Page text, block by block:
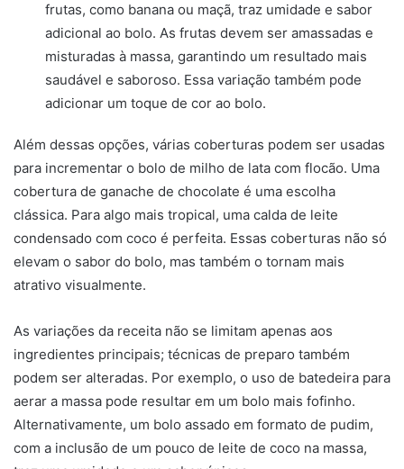
frutas, como banana ou maçã, traz umidade e sabor
adicional ao bolo. As frutas devem ser amassadas e
misturadas à massa, garantindo um resultado mais
saudável e saboroso. Essa variação também pode
adicionar um toque de cor ao bolo.
Além dessas opções, várias coberturas podem ser usadas
para incrementar o bolo de milho de lata com flocão. Uma
cobertura de ganache de chocolate é uma escolha
clássica. Para algo mais tropical, uma calda de leite
condensado com coco é perfeita. Essas coberturas não só
elevam o sabor do bolo, mas também o tornam mais
atrativo visualmente.
As variações da receita não se limitam apenas aos
ingredientes principais; técnicas de preparo também
podem ser alteradas. Por exemplo, o uso de batedeira para
aerar a massa pode resultar em um bolo mais fofinho.
Alternativamente, um bolo assado em formato de pudim,
com a inclusão de um pouco de leite de coco na massa,